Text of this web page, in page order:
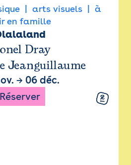
arts visuels
à
en famille
Dray
Jeanguillaume
→ 06 déc.
Réserver